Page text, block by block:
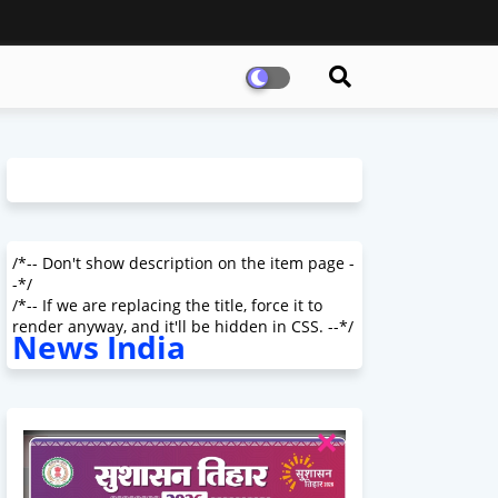
/*-- Don't show description on the item page -
-*/
/*-- If we are replacing the title, force it to
render anyway, and it'll be hidden in CSS. --*/
News India